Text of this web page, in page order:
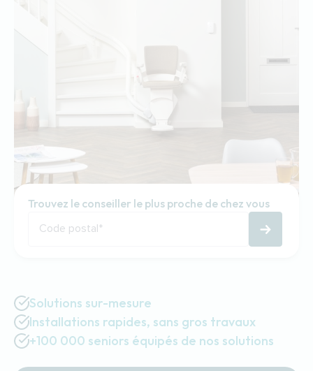
Trouvez le conseiller le plus proche de chez vous
Code postal*
Solutions sur-mesure
Installations rapides, sans gros travaux
+100 000 seniors équipés de nos solutions